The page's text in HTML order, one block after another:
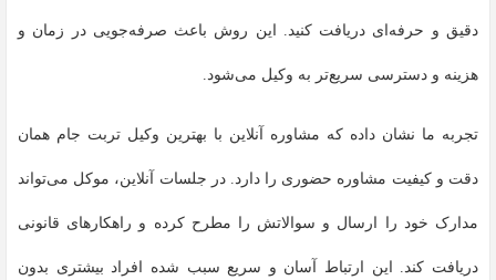
دقیق و حرفه‌ای دریافت کنید. این روش باعث صرفه‌جویی در زمان و
هزینه و دسترسی سریع‌تر به وکیل می‌شود.
تجربه ما نشان داده که مشاوره آنلاین با بهترین وکیل تربت جام همان
دقت و کیفیت مشاوره حضوری را دارد. در جلسات آنلاین، موکل می‌تواند
مدارک خود را ارسال و سوالاتش را مطرح کرده و راهکارهای قانونی
دریافت کند. این ارتباط آسان و سریع سبب شده افراد بیشتری بدون